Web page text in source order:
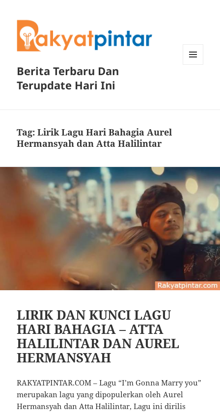
Berita Terbaru Dan
Terupdate Hari Ini
Tag:Lirik Lagu Hari Bahagia Aurel
Hermansyah dan Atta Halilintar
LIRIK DAN KUNCI LAGU
HARI BAHAGIA – ATTA
HALILINTAR DAN AUREL
HERMANSYAH
RAKYATPINTAR.COM – Lagu “I’m Gonna Marry you”
merupakan lagu yang dipopulerkan oleh Aurel
Hermansyah dan Atta Halilintar, Lagu ini dirilis